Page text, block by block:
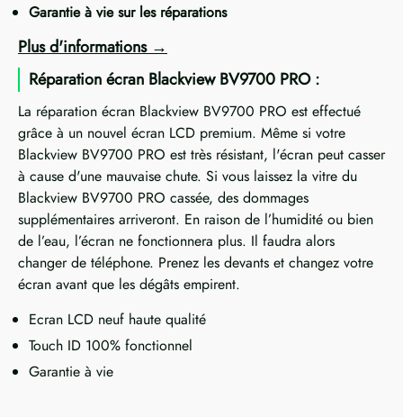
Garantie à vie sur les réparations
Plus d'informations
Réparation écran Blackview BV9700 PRO :
La réparation écran Blackview BV9700 PRO est effectué
grâce à un nouvel écran LCD premium. Même si votre
Blackview BV9700 PRO est très résistant, l'écran peut casser
à cause d'une mauvaise chute. Si vous laissez la vitre du
Blackview BV9700 PRO cassée, des dommages
supplémentaires arriveront. En raison de l’humidité ou bien
de l’eau, l’écran ne fonctionnera plus. Il faudra alors
changer de téléphone. Prenez les devants et changez votre
écran avant que les dégâts empirent.
Ecran LCD neuf haute qualité
Touch ID 100% fonctionnel
Garantie à vie